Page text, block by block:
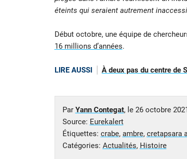
éteints qui seraient autrement
Début octobre, une équipe de
16 millions d’années.
LIRE AUSSI À deux pas du centre de
Par Yann Contegat, le 26 octobre 2021
Source: Eurekalert
Étiquettes: crabe, ambre, cretapsara
Catégories: Actualités, Histoire